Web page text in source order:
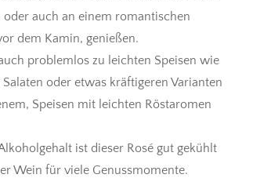
oder auch an einem romantischen
dem Kamin, genießen.
problemlos zu leichten Speisen wie
oder etwas kräftigeren Varianten
Speisen mit leichten Röstaromen
ist dieser Rosé gut gekühlt
Wein für viele Genussmomente.